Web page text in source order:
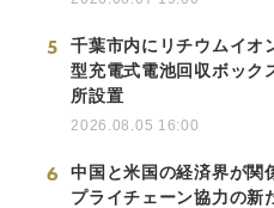
5
千葉市内にリチウムイオ
型充電式電池回収ボック
所設置
2026.08.05 16:00
6
中国と米国の経済界が関
プライチェーン協力の新